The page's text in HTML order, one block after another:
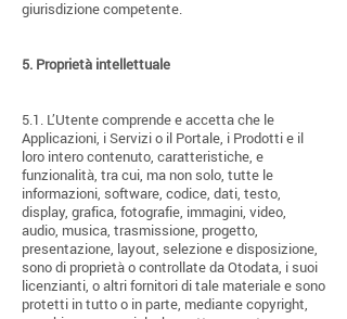
giurisdizione competente.
5. Proprietà intellettuale
5.1. L’Utente comprende e accetta che le
Applicazioni, i Servizi o il Portale, i Prodotti e il
loro intero contenuto, caratteristiche, e
funzionalità, tra cui, ma non solo, tutte le
informazioni, software, codice, dati, testo,
display, grafica, fotografie, immagini, video,
audio, musica, trasmissione, progetto,
presentazione, layout, selezione e disposizione,
sono di proprietà o controllate da Otodata, i suoi
licenzianti, o altri fornitori di tale materiale e sono
protetti in tutto o in parte, mediante copyright,